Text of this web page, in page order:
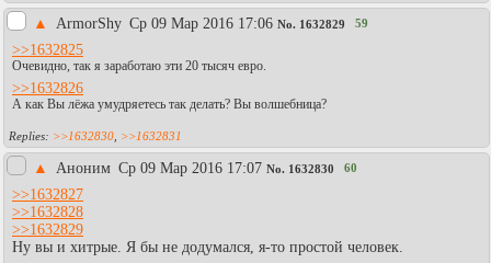
▲ АrmоrShy Ср 09 Мар 2016 17:06 No. 1632829 59
>>1632825
Очевидно, так я заработаю эти 20 тысяч евро.
>>1632826
А как Вы лёжа умудряетесь так делать? Вы волшебница?
>>1632830 >>1632831
▲ Аноним Ср 09 Мар 2016 17:07 No. 1632830 60
>>1632827
>>1632828
>>1632829
Ну вы и хитрые. Я бы не додумался, я-то простой человек.